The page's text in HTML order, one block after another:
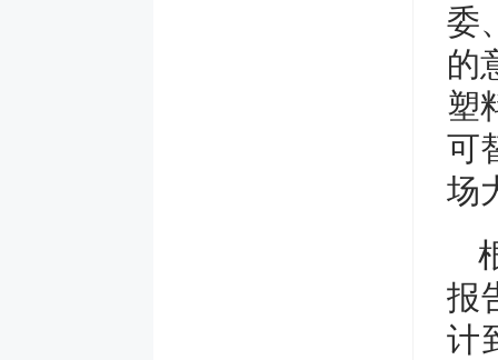
委
的
塑
可
场
报
计